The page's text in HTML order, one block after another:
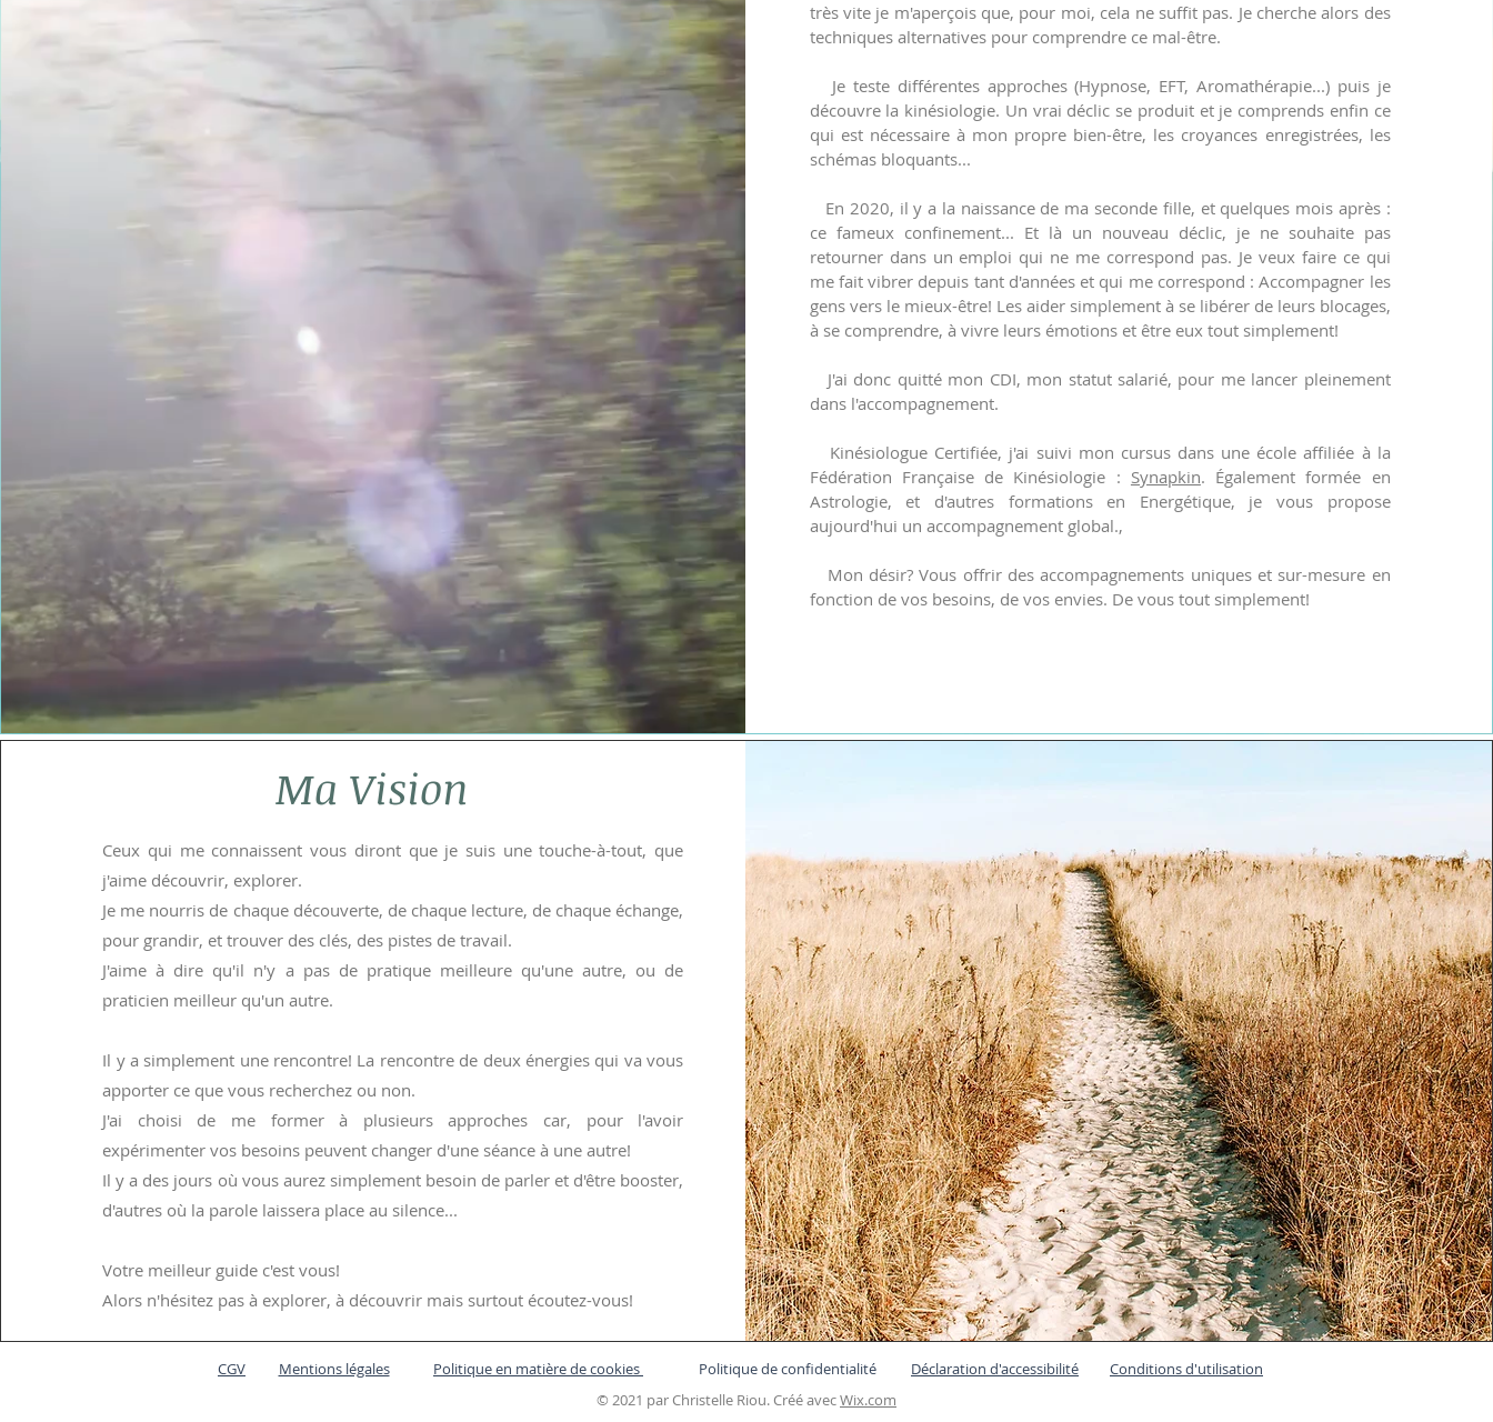
très vite je m'aperçois que, pour moi, cela ne suffit pas. Je cherche alors des
techniques alternatives pour comprendre ce mal-être.
Je teste différentes approches (Hypnose, EFT, Aromathérapie...) puis je
découvre la kinésiologie. Un vrai déclic se produit et je comprends enfin ce
qui est nécessaire à mon propre bien-être, les croyances enregistrées, les
schémas bloquants...
En 2020, il y a la naissance de ma seconde fille, et quelques mois après :
ce fameux confinement... Et là un nouveau déclic, je ne souhaite pas
retourner dans un emploi qui ne me correspond pas. Je veux faire ce qui
me fait vibrer depuis tant d'années et qui me correspond : Accompagner les
gens vers le mieux-être! Les aider simplement à se libérer de leurs blocages,
à se comprendre, à vivre leurs émotions et être eux tout simplement!
J'ai donc quitté mon CDI, mon statut salarié, pour me lancer pleinement
dans l'accompagnement.
Kinésiologue Certifiée, j'ai suivi mon cursus dans une école affiliée à la
Fédération Française de Kinésiologie : Synapkin. Également formée en
Astrologie, et d'autres formations en Energétique, je vous propose
aujourd'hui un accompagnement global.,
Mon désir? Vous offrir des accompagnements uniques et sur-mesure en
fonction de vos besoins, de vos envies. De vous tout simplement!
Ma Vision
Ceux qui me connaissent vous diront que je suis une touche-à-tout, que
j'aime découvrir, explorer.
Je me nourris de chaque découverte, de chaque lecture, de chaque échange,
pour grandir, et trouver des clés, des pistes de travail.
J'aime à dire qu'il n'y a pas de pratique meilleure qu'une autre, ou de
praticien meilleur qu'un autre.
Il y a simplement une rencontre! La rencontre de deux énergies qui va vous
apporter ce que vous recherchez ou non.
J'ai choisi de me former à plusieurs approches car, pour l'avoir
expérimenter vos besoins peuvent changer d'une séance à une autre!
Il y a des jours où vous aurez simplement besoin de parler et d'être booster,
d'autres où la parole laissera place au silence...
Votre meilleur guide c'est vous!
Alors n'hésitez pas à explorer, à découvrir mais surtout écoutez-vous!
CGV Mentions légales Politique en matière de cookies Politique de confidentialité Déclaration d'accessibilité
Conditions d'utilisation
© 2021 par Christelle Riou. Créé avecWix.com